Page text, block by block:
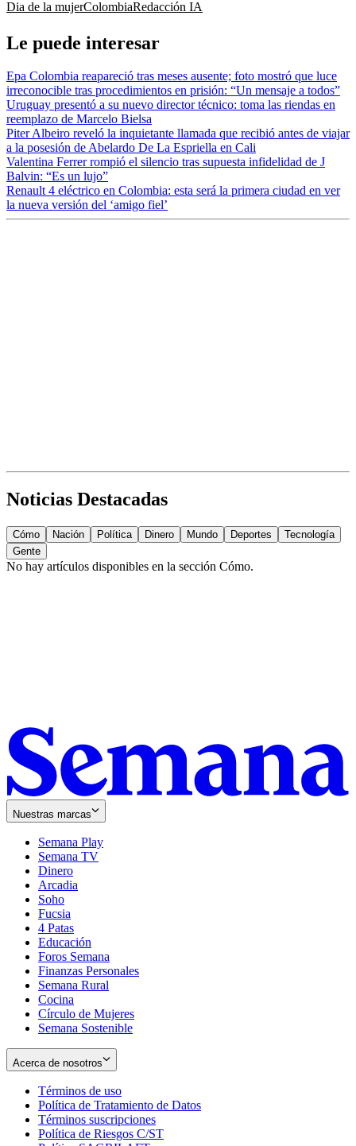
Dia de la mujerColombiaRedacción IA
Le puede interesar
Epa Colombia reapareció tras meses ausente; foto mostró que luce
irreconocible tras procedimientos en prisión: “Un mensaje a todos”
Uruguay presentó a su nuevo director técnico: toma las riendas en
reemplazo de Marcelo Bielsa
Piter Albeiro reveló la inquietante llamada que recibió antes de viajar
a la posesión de Abelardo De La Espriella en Cali
Valentina Ferrer rompió el silencio tras supuesta infidelidad de J
Balvin: “Es un lujo”
Renault 4 eléctrico en Colombia: esta será la primera ciudad en ver
la nueva versión del ‘amigo fiel’
Noticias Destacadas
Cómo Nación Política Dinero Mundo Deportes
Tecnología
Gente
No hay artículos disponibles en la sección Cómo.
Nuestras marcas
Semana Play
Semana TV
Dinero
Arcadia
Soho
in
new
window
Fucsia
in
new
window
4 Patas
Educación
Foros Semana
Finanzas Personales
Semana Rural
Cocina
Círculo de Mujeres
Semana Sostenible
Acerca de nosotros
Términos de uso
in
new
window
Política de Tratamiento de Datos
Términos suscripciones
in
Política de Riesgos C/ST